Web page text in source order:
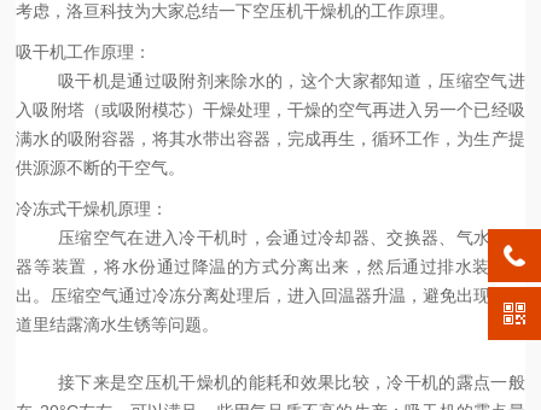
考虑，洛亘科技为大家总结一下空压机干燥机的工作原理。
吸干机工作原理：
吸干机是通过吸附剂来除水的，这个大家都知道，压缩空气进
入吸附塔（或吸附模芯）干燥处理，干燥的空气再进入另一个已经吸
满水的吸附容器，将其水带出容器，完成再生，循环工作，为生产提
供源源不断的干空气。
冷冻式干燥机原理：
压缩空气在进入冷干机时，会通过冷却器、交换器、气水分离
器等装置，将水份通过降温的方式分离出来，然后通过排水装置排
出。压缩空气通过冷冻分离处理后，进入回温器升温，避免出现在管
道里结露滴水生锈等问题。
接下来是空压机干燥机的能耗和效果比较，冷干机的露点一般